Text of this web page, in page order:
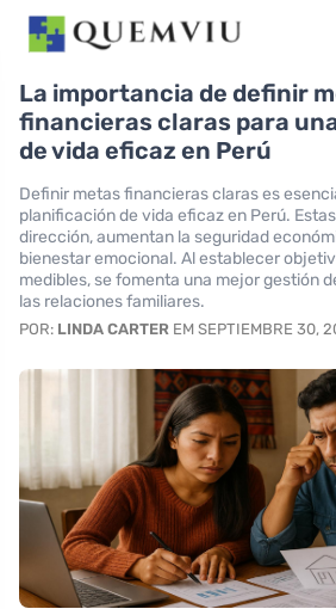
La importancia de definir
financieras claras para
de vida eficaz en Perú
Definir metas financieras claras es
planificación de vida eficaz en Perú.
dirección, aumentan la seguridad
bienestar emocional. Al establecer
medibles, se fomenta una mejor gestión
las relaciones familiares.
POR: LINDA CARTER EM SEPTIEMBRE 30,